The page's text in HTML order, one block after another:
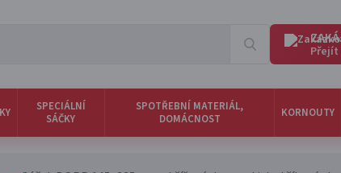
Přejít
SPECIÁLNÍ
SÁČKY
SPOTŘEBNÍ MATERIÁL,
DOMÁCNOST
KORNOUTY